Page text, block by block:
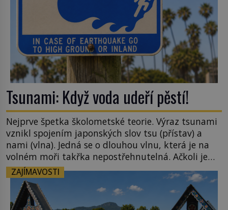
Tsunami: Když voda udeří pěstí!
Nejprve špetka školometské teorie. Výraz tsunami
vznikl spojením japonských slov tsu (přístav) a
nami (vlna). Jedná se o dlouhou vlnu, která je na
volném moři takřka nepostřehnutelná. Ačkoli je
vlnová délka tsunami i 300 kilometrů, výška vlny
na volném moři je maximálně 1,5 metru. Máme se
podobné obří vlny obávat i v Evropě? Vznik
tsunami si […]
ZAJÍMAVOSTI